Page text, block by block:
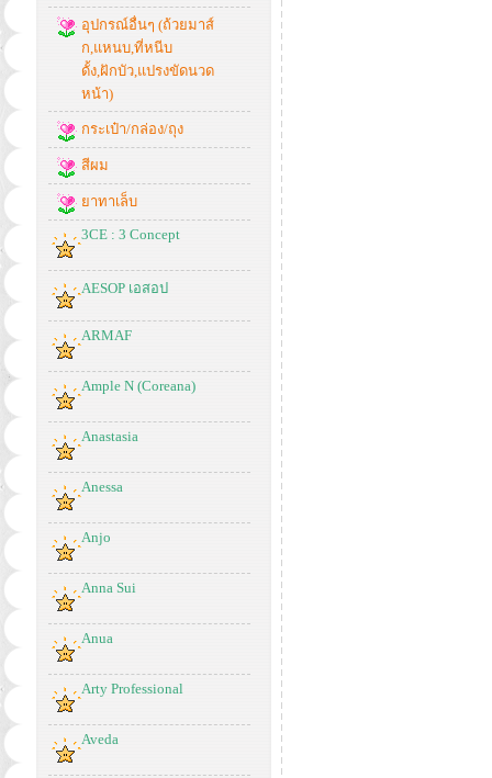
อุปกรณ์อื่นๆ (ถ้วยมาส์
ก,แหนบ,ที่หนีบ
ดั้ง,ฝักบัว,แปรงขัดนวด
หน้า)
กระเป๋า/กล่อง/ถุง
สีผม
ยาทาเล็บ
3CE : 3 Concept
AESOP เอสอป
ARMAF
Ample N (Coreana)
Anastasia
Anessa
Anjo
Anna Sui
Anua
Arty Professional
Aveda